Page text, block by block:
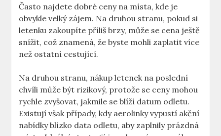
Často najdete dobré ceny na místa, kde je
obvykle velký zájem. Na druhou stranu, pokud si
letenku zakoupíte příliš brzy, může se cena ještě
snížit, což znamená, že byste mohli zaplatit více
než ostatní cestující.
Na druhou stranu, nákup letenek na poslední
chvíli může být rizikový, protože se ceny mohou
rychle zvyšovat, jakmile se blíží datum odletu.
Existují však případy, kdy aerolinky vypustí akční
nabídky blízko data odletu, aby zaplnily prázdná